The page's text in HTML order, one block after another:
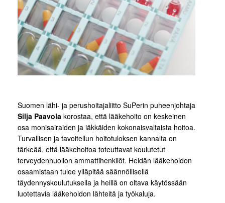
Suomen lähi- ja perushoitajaliitto SuPerin puheenjohtaja
Silja Paavola korostaa, että lääkehoito on keskeinen
osa monisairaiden ja iäkkäiden kokonaisvaltaista hoitoa.
Turvallisen ja tavoitellun hoitotuloksen kannalta on
tärkeää, että lääkehoitoa toteuttavat koulutetut
terveydenhuollon ammattihenkilöt. Heidän lääkehoidon
osaamistaan tulee ylläpitää säännöllisellä
täydennyskoulutuksella ja heillä on oltava käytössään
luotettavia lääkehoidon lähteitä ja työkaluja.